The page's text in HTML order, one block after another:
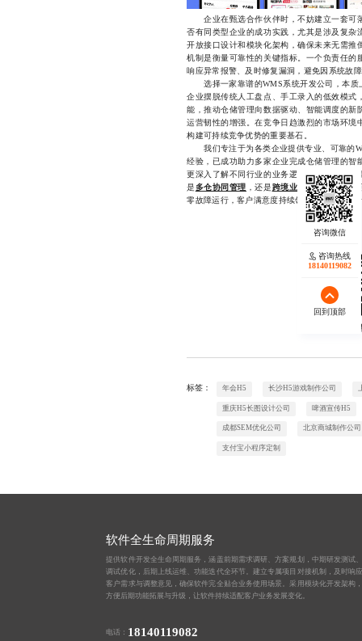
企业在甄选合作伙伴时，不妨建立一套可
否有同类型企业的成功实践，尤其是涉及复
开放接口设计和模块化架构，确保未来无需
机制是衡量可靠性的关键指标。一个负责任
响应异常报警、及时修复漏洞，避免因系统故
选择一家靠谱的WMS系统开发公司，本质
企业摆脱传统人工盘点、手工录入的低效模
能，推动仓储管理向数据驱动、智能调度的
运营韧性的增强。在竞争日趋激烈的市场环
构建可持续竞争优势的重要基石。
我们专注于为各类企业提供专业、可靠的
经验，已成功助力多家企业完成仓储管理的
更深入了解不同行业的业务逻辑与操作痛点
是多仓协同管理 ，还是跨境业务对接，我们都
零故障运行，客户满意度持续领先。如果您正
欢
标签： 年会H5 长沙H5游戏制作公司
重庆H5长图设计公司 啤酒宣传H5
成都SEM优化公司 北京商城制作公司
支付宝小程序定制
软件全生命周期服务
提供软件开发全生命周期服务，涵盖前期需求调研、方案规划，中期研发测试
调试优化，后期上线运维、功能迭代全环节。建立专属项目对接机制，及时响
客户需求与调整意见，确保软件完全贴合业务使用场景。采用模块化开发架构
方便后期功能拓展与升级，让软件持续适配客户业务发展变化。
电话： 18140119082
咨询热线
18140119082
回到顶部